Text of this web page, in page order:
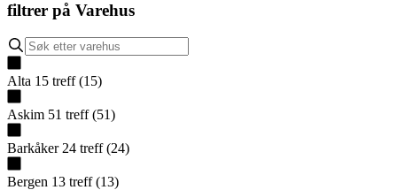
filtrer på Varehus
Alta 15 treff (15)
Askim 51 treff (51)
Barkåker 24 treff (24)
Bergen 13 treff (13)